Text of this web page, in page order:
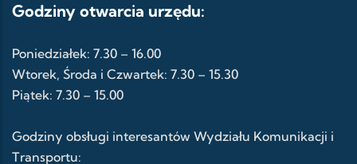
Godziny otwarcia urzędu:
Poniedziałek: 7.30 – 16.00
Wtorek, Środa i Czwartek: 7.30 – 15.30
Piątek: 7.30 – 15.00
Godziny obsługi interesantów Wydziału Komunikacji i
Transportu: